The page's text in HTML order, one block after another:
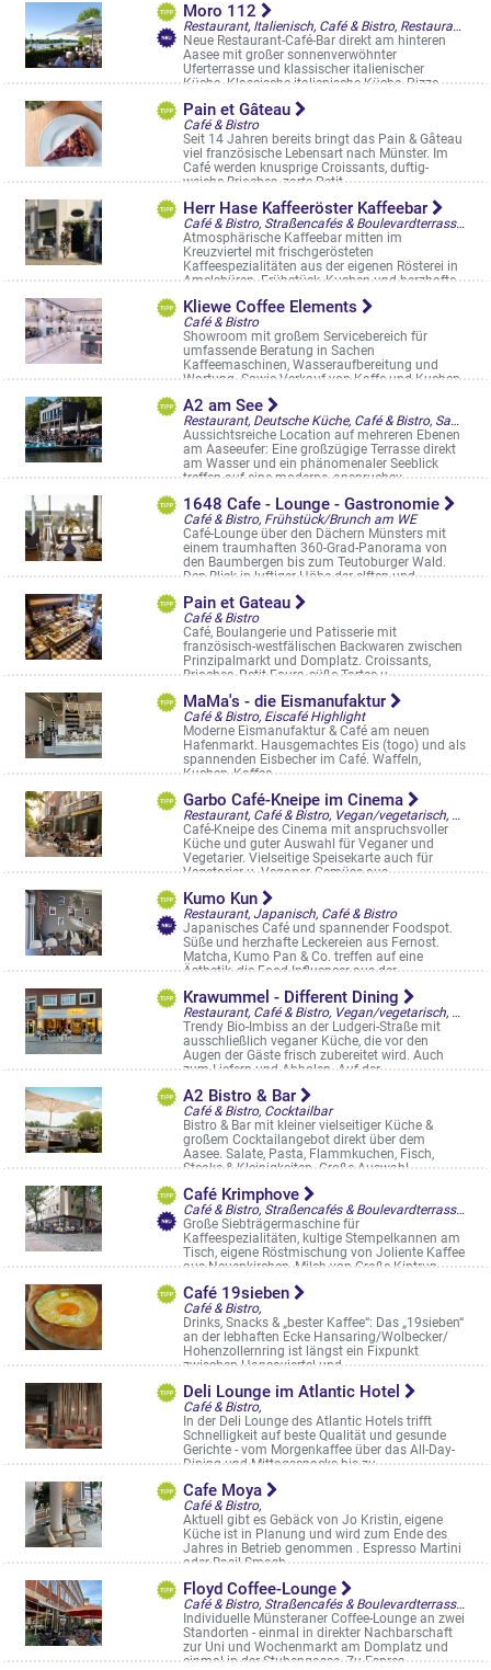
Domplatz 10
Moro 112
Restaurant, Italienisch, Café & Bistro, Restaurantgärten & -Terrassen
Neue Restaurant-Café-Bar direkt am hinteren
Aasee mit großer sonnenverwöhnter
Uferterrasse und klassischer italienischer
Küche. Klassische italienische Küche, Pizza, ...
Mecklenbecker Str. 112
Pain et Gâteau
Café & Bistro
Seit 14 Jahren bereits bringt das Pain & Gâteau
viel französische Lebensart nach Münster. Im
Café werden knusprige Croissants, duftig-
weiche Brioches, zarte Petit ...
Herr Hase Kaffeeröster Kaffeebar
Café & Bistro, Straßencafés & Boulevardterrassen
Atmosphärische Kaffeebar mitten im
Kreuzviertel mit frischgerösteten
Kaffeespezialitäten aus der eigenen Rösterei in
Amelsbüren. Frühstück, Kuchen und herzhafte
Gertrudenstraße 19
Kliewe Coffee Elements
Café & Bistro
Showroom mit großem Servicebereich für
umfassende Beratung in Sachen
Kaffeemaschinen, Wasseraufbereitung und
Wartung. Sowie Verkauf von Kaffe und Kuchen
Hammer Str. 60
A2 am See
Restaurant, Deutsche Küche, Café & Bistro, Saal & Eventlocation, Restaurantgärten & -Terrassen
Aussichtsreiche Location auf mehreren Ebenen
am Aaseeufer: Eine großzügige Terrasse direkt
am Wasser und ein phänomenaler Seeblick
treffen auf eine moderne, anspruchsv ...
1648 Cafe - Lounge - Gastronomie
Café & Bistro, Frühstück/Brunch am WE
Café-Lounge über den Dächern Münsters mit
einem traumhaften 360-Grad-Panorama von
den Baumbergen bis zum Teutoburger Wald.
Den Blick in luftiger Höhe der elften und ...
Stadthaus 1, Heinrich-Brüning-Straße 5
Pain et Gateau
Café & Bistro
Café, Boulangerie und Patisserie mit
französisch-westfälischen Backwaren zwischen
Prinzipalmarkt und Domplatz. Croissants,
Brioches, Petit Fours, süße Tartes u. ...
MaMa's - die Eismanufaktur
Café & Bistro, Eiscafé Highlight
Moderne Eismanufaktur & Café am neuen
Hafenmarkt. Hausgemachtes Eis (togo) und als
spannenden Eisbecher im Café. Waffeln,
Kuchen, Kaffee
Garbo Café-Kneipe im Cinema
Restaurant, Café & Bistro, Vegan/vegetarisch, Frühstück/Brunch am WE
Café-Kneipe des Cinema mit anspruchsvoller
Küche und guter Auswahl für Veganer und
Vegetarier. Vielseitige Speisekarte auch für
Vegetarier u. Veganer, Gemüse aus ...
Warendorfer Str. 45-47
Kumo Kun
Restaurant, Japanisch, Café & Bistro
Japanisches Café und spannender Foodspot.
Süße und herzhafte Leckereien aus Fernost.
Matcha, Kumo Pan & Co. treffen auf eine
Ästhetik, die Food-Influencer aus der ...
Krawummel - Different Dining
Restaurant, Café & Bistro, Vegan/vegetarisch, Casual Fast Dining, Bowls, Straßencafés & Boulevardterrassen
Trendy Bio-Imbiss an der Ludgeri-Straße mit
ausschließlich veganer Küche, die vor den
Augen der Gäste frisch zubereitet wird. Auch
zum Liefern und Abholen. Auf der ...
A2 Bistro & Bar
Café & Bistro, Cocktailbar
Bistro & Bar mit kleiner vielseitiger Küche &
großem Cocktailangebot direkt über dem
Aasee. Salate, Pasta, Flammkuchen, Fisch,
Steaks & Kleinigkeiten. Große Auswahl ...
Café Krimphove
Café & Bistro, Straßencafés & Boulevardterrassen
Große Siebträgermaschine für
Kaffeespezialitäten, kultige Stempelkannen am
Tisch, eigene Röstmischung von Joliente Kaffee
aus Neuenkirchen, Milch von Große Kintrup, ...
Café 19sieben
Café & Bistro,
Drinks, Snacks & „bester Kaffee“: Das „19sieben“
an der lebhaften Ecke Hansaring/Wolbecker/
Hohenzollernring ist längst ein Fixpunkt
zwischen Hansaviertel und ...
Deli Lounge im Atlantic Hotel
Café & Bistro,
In der Deli Lounge des Atlantic Hotels trifft
Schnelligkeit auf beste Qualität und gesunde
Gerichte - vom Morgenkaffee über das All-Day-
Dining und Mittagssnacks bis zu ...
Engelstraße 39
Cafe Moya
Café & Bistro,
Aktuell gibt es Gebäck von Jo Kristin, eigene
Küche ist in Planung und wird zum Ende des
Jahres in Betrieb genommen . Espresso Martini
oder Basil Smash
Krummer Timpen 49, Münster
Floyd Coffee-Lounge
Café & Bistro, Straßencafés & Boulevardterrassen
Individuelle Münsteraner Coffee-Lounge an zwei
Standorten - einmal in direkter Nachbarschaft
zur Uni und Wochenmarkt am Domplatz und
einmal in der Stubengasse. Zu Espres ...